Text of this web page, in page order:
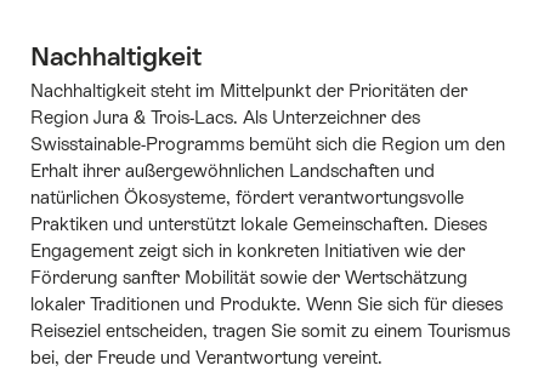
Nachhaltigkeit
Nachhaltigkeit steht im Mittelpunkt der Prioritäten der
Region Jura & Trois-Lacs. Als Unterzeichner des
Swisstainable-Programms bemüht sich die Region um den
Erhalt ihrer außergewöhnlichen Landschaften und
natürlichen Ökosysteme, fördert verantwortungsvolle
Praktiken und unterstützt lokale Gemeinschaften. Dieses
Engagement zeigt sich in konkreten Initiativen wie der
Förderung sanfter Mobilität sowie der Wertschätzung
lokaler Traditionen und Produkte. Wenn Sie sich für dieses
Reiseziel entscheiden, tragen Sie somit zu einem Tourismus
bei, der Freude und Verantwortung vereint.